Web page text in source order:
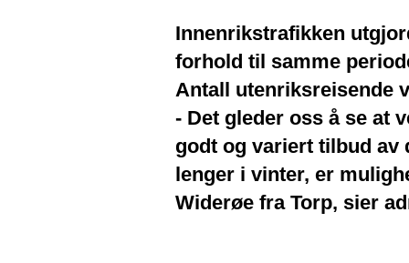
Innenrikstrafikken
forhold til samme
Antall utenriksreisende
- Det gleder oss å se at
godt og variert tilbud av
lenger i vinter, er
Widerøe fra Torp, sier